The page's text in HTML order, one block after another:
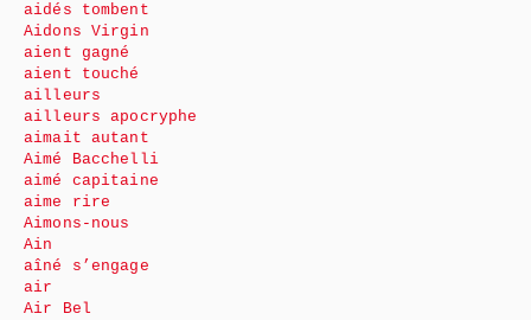
aidés tombent
Aidons Virgin
aient gagné
aient touché
ailleurs
ailleurs apocryphe
aimait autant
Aimé Bacchelli
aimé capitaine
aime rire
Aimons-nous
Ain
aîné s’engage
air
Air Bel